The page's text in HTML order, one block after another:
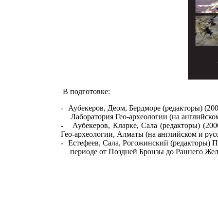
В подготовке:
-
Аубекеров, Деом, Бердморе (редакторы)
Лаборатория Гео-археологии (на
-
Аубекеров, Кларке, Сала (редакторы)
Гео-археологии, Алматы (на английском и
- Естефеев, Сала, Рогожинский (редакторы)
периоде от Поздней Бронзы до Раннего